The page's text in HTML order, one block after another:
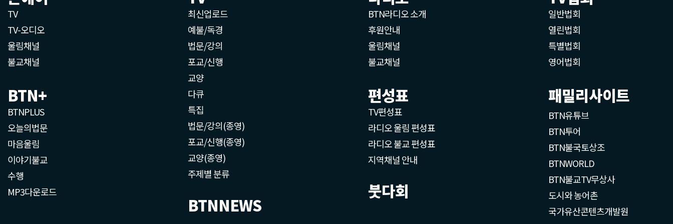
TV
TV-오디오
울림채널
불교채널
BTN+
BTNPLUS
오늘의법문
마음울림
이야기불교
수행
MP3다운로드
최신업로드
예불/독경
법문/강의
포교/신행
교양
다큐
특집
법문/강의(종영)
포교/신행(종영)
교양(종영)
주제별 분류
BTNNEWS
BTN라디오 소개
후원안내
울림채널
불교채널
편성표
TV편성표
라디오 울림 편성표
라디오 불교 편성표
지역채널 안내
붓다회
일반법회
열린법회
특별법회
영어법회
패밀리사이트
BTN유튜브
BTN투어
BTN불국토상조
BTNWORLD
BTN불교TV무상사
도시와 농어촌
국가유산콘텐츠개발원